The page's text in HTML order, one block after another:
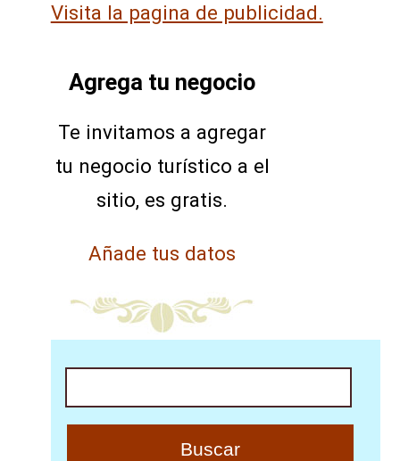
Visita la pagina de publicidad.
Agrega tu negocio
Te invitamos a agregar
tu negocio turístico a el
sitio, es gratis.
Añade tus datos
Buscar